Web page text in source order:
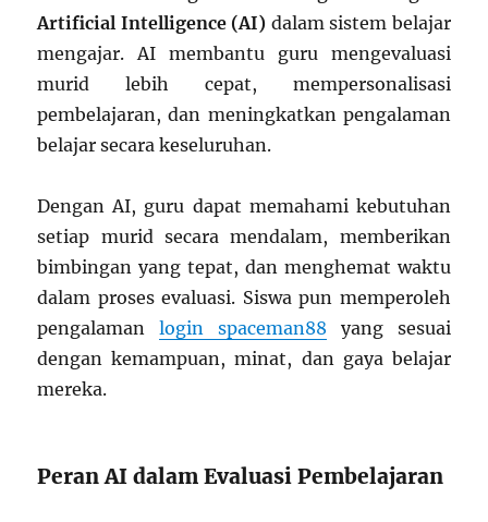
Artificial Intelligence (AI) dalam sistem belajar
mengajar. AI membantu guru mengevaluasi
murid lebih cepat, mempersonalisasi
pembelajaran, dan meningkatkan pengalaman
belajar secara keseluruhan.
Dengan AI, guru dapat memahami kebutuhan
setiap murid secara mendalam, memberikan
bimbingan yang tepat, dan menghemat waktu
dalam proses evaluasi. Siswa pun memperoleh
pengalamanlogin spaceman88 yang sesuai
dengan kemampuan, minat, dan gaya belajar
mereka.
Peran AI dalam Evaluasi Pembelajaran